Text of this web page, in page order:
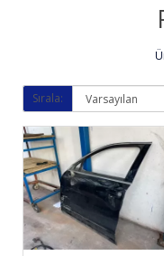
Sırala: